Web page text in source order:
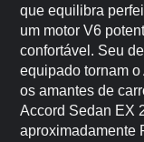
que equilibra
um motor V6
confortável. Seu
equipado tornam
os amantes de
Accord Sedan EX
aproximadamente